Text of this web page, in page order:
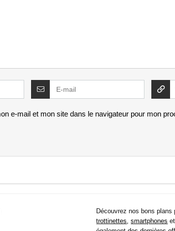
e-mail et mon site dans le navigateur pour mon
Découvrez nos bons
trottinettes ,smartphones